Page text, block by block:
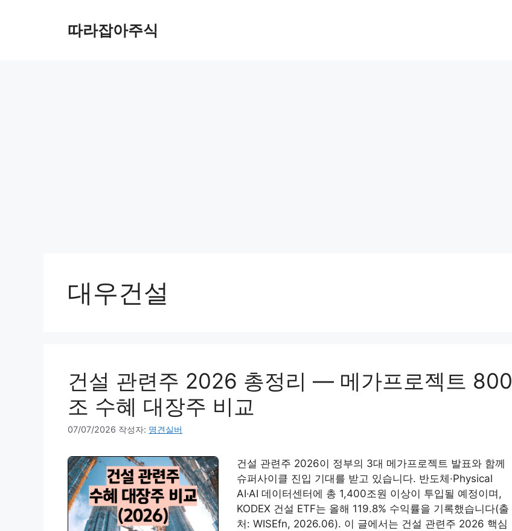
따라잡아주식
대우건설
건설 관련주 2026 총정리 — 메가프로젝트 800
조 수혜 대장주 비교
07/07/2026 작성자: 명견실버
건설 관련주 2026이 정부의 3대 메가프로젝트 발표와 함께
슈퍼사이클 진입 기대를 받고 있습니다. 반도체·Physical
AI·AI 데이터센터에 총 1,400조원 이상이 투입될 예정이며,
KODEX 건설 ETF는 올해 119.8% 수익률을 기록했습니다(출
처: WISEfn, 2026.06). 이 글에서는 건설 관련주 2026 핵심